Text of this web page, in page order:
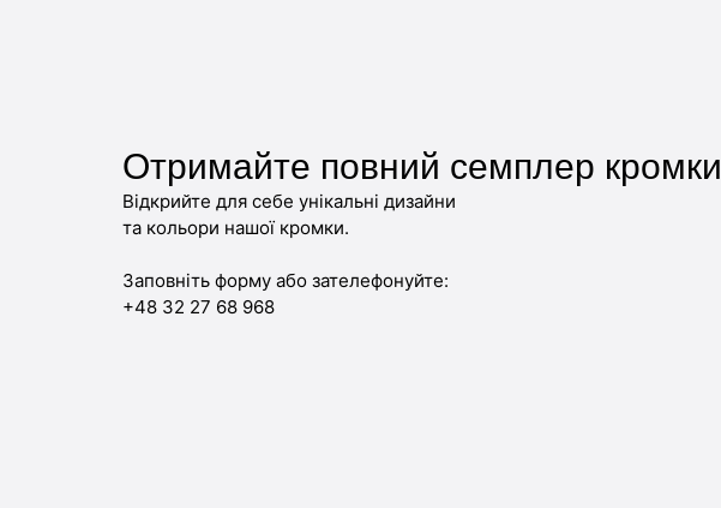
Отримайте повний семплер кромки
Відкрийте для себе унікальні дизайни
та кольори нашої кромки.
Заповніть форму або зателефонуйте:
+48 32 27 68 968